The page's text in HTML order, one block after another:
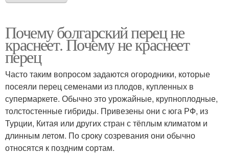
Почему болгарский перец не
краснеет. Почему не краснеет
перец
Часто таким вопросом задаются огородники, которые
посеяли перец семенами из плодов, купленных в
супермаркете. Обычно это урожайные, крупноплодные,
толстостенные гибриды. Привезены они с юга РФ, из
Турции, Китая или других стран с тёплым климатом и
длинным летом. По сроку созревания они обычно
относятся к поздним сортам.